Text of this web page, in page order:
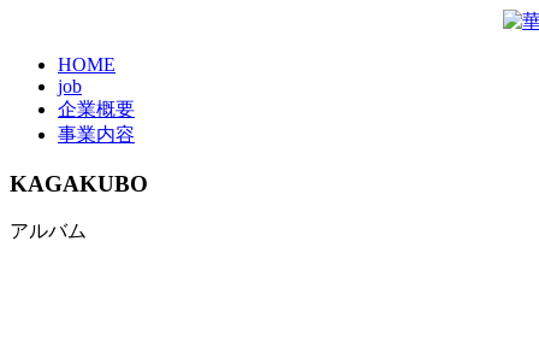
HOME
job
企業概要
事業内容
KAGAKUBO
アルバム